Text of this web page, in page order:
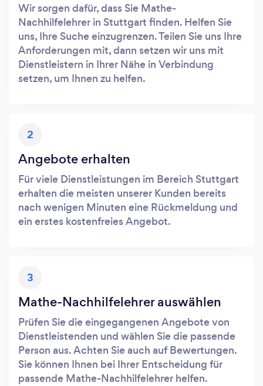
Wir sorgen dafür, dass Sie Mathe-
Nachhilfelehrer in Stuttgart finden. Helfen Sie
uns, Ihre Suche einzugrenzen. Teilen Sie uns Ihre
Anforderungen mit, dann setzen wir uns mit
Dienstleistern in Ihrer Nähe in Verbindung
setzen, um Ihnen zu helfen.
2
Angebote erhalten
Für viele Dienstleistungen im Bereich Stuttgart
erhalten die meisten unserer Kunden bereits
nach wenigen Minuten eine Rückmeldung und
ein erstes kostenfreies Angebot.
3
Mathe-Nachhilfelehrer auswählen
Prüfen Sie die eingegangenen Angebote von
Dienstleistenden und wählen Sie die passende
Person aus. Achten Sie auch auf Bewertungen.
Sie können Ihnen bei Ihrer Entscheidung für
passende Mathe-Nachhilfelehrer helfen.